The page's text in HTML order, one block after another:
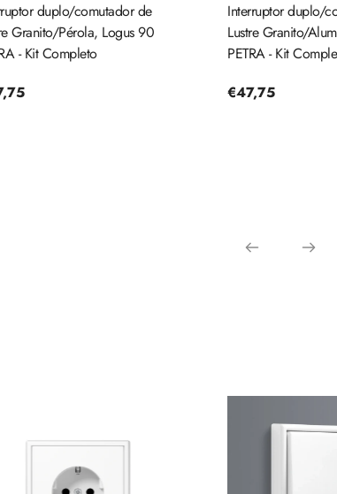
duplo/comutador de
Granito/Pérola, Logus 90
- Kit Completo
Interruptor duplo/
Lustre Granito/
PETRA - Kit
Preço
€47,75